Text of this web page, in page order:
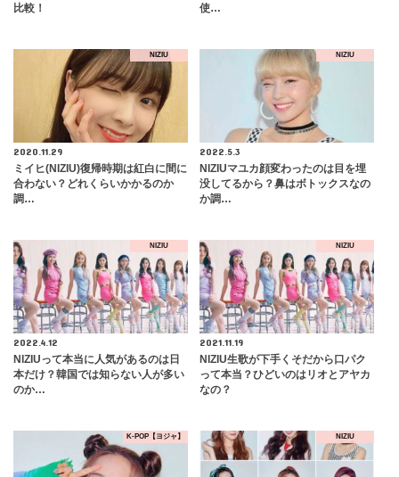
比較！
使…
NIZIU
2020.11.29
ミイヒ(NIZIU)復帰時期は紅白に間に
合わない？どれくらいかかるのか
調…
NIZIU
2022.5.3
NIZIUマユカ顔変わったのは目を埋
没してるから？鼻はボトックスなの
か調…
NIZIU
2022.4.12
NIZIUって本当に人気があるのは日
本だけ？韓国では知らない人が多い
のか…
NIZIU
2021.11.19
NIZIU生歌が下手くそだから口パク
って本当？ひどいのはリオとアヤカ
なの？
K-POP【ヨジャ】 NIZIU